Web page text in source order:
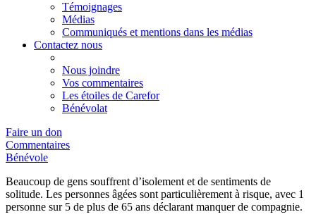
Témoignages
Médias
Communiqués et mentions dans les médias
Contactez nous
Nous joindre
Vos commentaires
Les étoiles de Carefor
Bénévolat
Faire un don
Commentaires
Bénévole
Beaucoup de gens souffrent d’isolement et de sentiments de
solitude. Les personnes âgées sont particulièrement à risque, avec 1
personne sur 5 de plus de 65 ans déclarant manquer de compagnie.